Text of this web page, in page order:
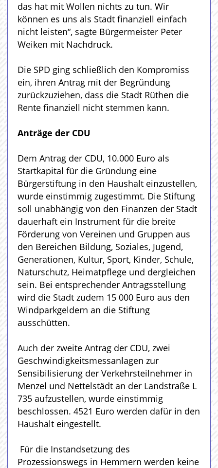
das hat mit Wollen nichts zu tun. Wir
können es uns als Stadt finanziell einfach
nicht leisten“, sagte Bürgermeister Peter
Weiken mit Nachdruck.
Die SPD ging schließlich den Kompromiss
ein, ihren Antrag mit der Begründung
zurückzuziehen, dass die Stadt Rüthen die
Rente finanziell nicht stemmen kann.
Anträge der CDU
Dem Antrag der CDU, 10.000 Euro als
Startkapital für die Gründung eine
Bürgerstiftung in den Haushalt einzustellen,
wurde einstimmig zugestimmt. Die Stiftung
soll unabhängig von den Finanzen der Stadt
dauerhaft ein Instrument für die breite
Förderung von Vereinen und Gruppen aus
den Bereichen Bildung, Soziales, Jugend,
Generationen, Kultur, Sport, Kinder, Schule,
Naturschutz, Heimatpflege und dergleichen
sein. Bei entsprechender Antragsstellung
wird die Stadt zudem 15 000 Euro aus den
Windparkgeldern an die Stiftung
ausschütten.
Auch der zweite Antrag der CDU, zwei
Geschwindigkeitsmessanlagen zur
Sensibilisierung der Verkehrsteilnehmer in
Menzel und Nettelstädt an der Landstraße L
735 aufzustellen, wurde einstimmig
beschlossen. 4521 Euro werden dafür in den
Haushalt eingestellt.
Für die Instandsetzung des
Prozessionswegs in Hemmern werden keine